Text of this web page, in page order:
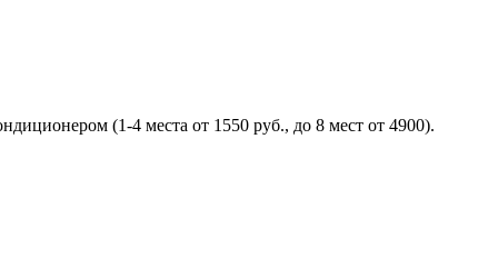
(1-4 места от 1550 руб., до 8 мест от 4900).